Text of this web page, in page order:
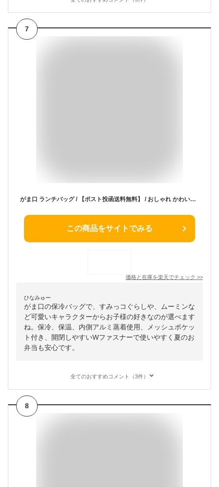
7
がま口 ランチバッグ / 【ポスト投函送料無料】 / おしゃれ かわいい 保冷バッグ お弁当箱 収納袋 お弁当袋 手さげ ファスナー付き 大人用 女子 子供用 幼稚園 保育園 スケーター
この商品をサイトでみる
価格と在庫を楽天でチェック >>
ひなみゅー
がま口の保冷バッグで、すみっコぐらしや、ムーミンな
ど可愛いキャラクターからお子様の好きなのが選べます
ね。保冷、保温、内側アルミ蒸着使用、メッシュポケッ
ト付き、開閉しやすいWファスナーで使いやすく夏のお
弁当も安心です。
全てのおすすめコメント（3件）
8